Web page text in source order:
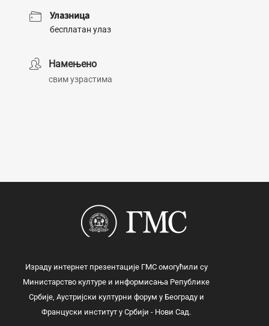
Улазница
бесплатан улаз
Намењено
свим узрастима
Израду интернет презентације ГМС омогућили су
Министарство културе и информисања Републике
Србије, Аустријски културни форум у Београду и
Француски институт у Србији - Нови Сад.